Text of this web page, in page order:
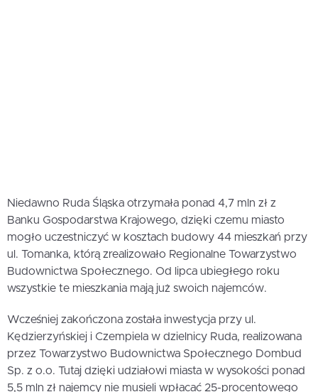
Niedawno Ruda Śląska otrzymała ponad 4,7 mln zł z
Banku Gospodarstwa Krajowego, dzięki czemu miasto
mogło uczestniczyć w kosztach budowy 44 mieszkań przy
ul. Tomanka, którą zrealizowało Regionalne Towarzystwo
Budownictwa Społecznego. Od lipca ubiegłego roku
wszystkie te mieszkania mają już swoich najemców.
Wcześniej zakończona została inwestycja przy ul.
Kędzierzyńskiej i Czempiela w dzielnicy Ruda, realizowana
przez Towarzystwo Budownictwa Społecznego Dombud
Sp. z o.o. Tutaj dzięki udziałowi miasta w wysokości ponad
5,5 mln zł najemcy nie musieli wpłacać 25-procentowego